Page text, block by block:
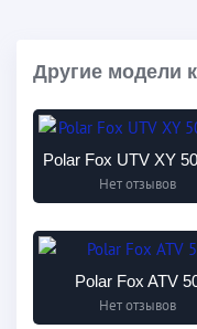
Другие модели
Polar Fox UTV XY
Нет отзывов
Polar Fox ATV
Нет отзывов